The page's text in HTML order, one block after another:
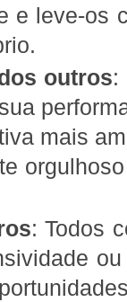
e leve-os
outros:
mais
: Todos